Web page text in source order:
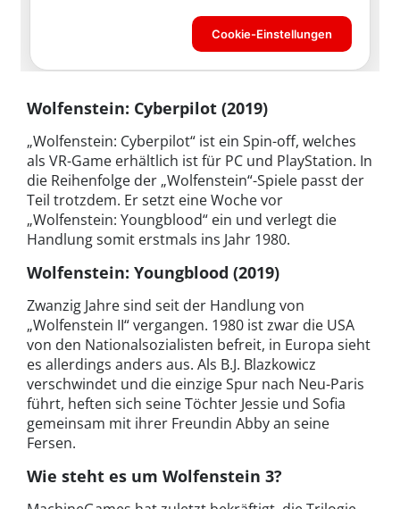
Wolfenstein: Cyberpilot (2019)
„Wolfenstein: Cyberpilot“ ist ein Spin-off, welches
als VR-Game erhältlich ist für PC und PlayStation. In
die Reihenfolge der „Wolfenstein“-Spiele passt der
Teil trotzdem. Er setzt eine Woche vor
„Wolfenstein: Youngblood“ ein und verlegt die
Handlung somit erstmals ins Jahr 1980.
Wolfenstein: Youngblood (2019)
Zwanzig Jahre sind seit der Handlung von
„Wolfenstein II“ vergangen. 1980 ist zwar die USA
von den Nationalsozialisten befreit, in Europa sieht
es allerdings anders aus. Als B.J. Blazkowicz
verschwindet und die einzige Spur nach Neu-Paris
führt, heften sich seine Töchter Jessie und Sofia
gemeinsam mit ihrer Freundin Abby an seine
Fersen.
Wie steht es um Wolfenstein 3?